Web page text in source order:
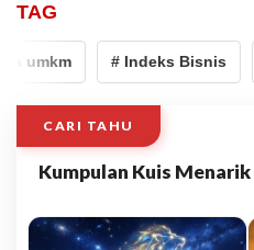
TAG
umkm # Indeks Bisnis
CARI TAHU
Kumpulan Kuis Menarik